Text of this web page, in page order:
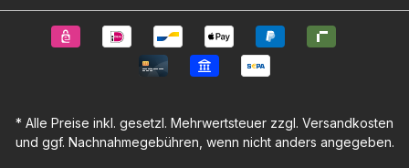
* Alle Preise inkl. gesetzl. Mehrwertsteuer zzgl. Versandkosten
und ggf. Nachnahmegebühren, wenn nicht anders angegeben.